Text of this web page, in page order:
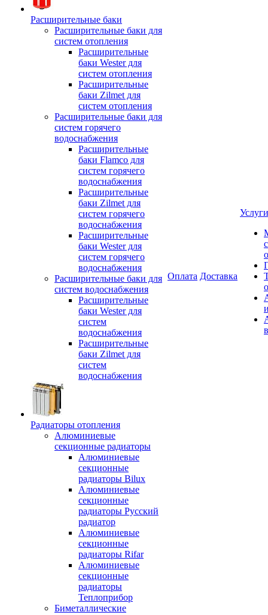
Расширительные баки
Расширительные баки для
систем отопления
Расширительные
баки Wester для
систем отопления
Расширительные
баки Zilmet для
систем отопления
Расширительные баки для
систем горячего
водоснабжения
Расширительные
баки Flamco для
систем горячего
водоснабжения
Расширительные
баки Zilmet для
систем горячего
водоснабжения
Расширительные
баки Wester для
систем горячего
водоснабжения
Расширительные баки для
систем водоснабжения
Расширительные
баки Wester для
систем
водоснабжения
Расширительные
баки Zilmet для
систем
водоснабжения
Радиаторы отопления
Алюминиевые
секционные радиаторы
Алюминиевые
секционные
радиаторы Bilux
Алюминиевые
секционные
радиаторы Русский
радиатор
Алюминиевые
секционные
радиаторы Rifar
Алюминиевые
секционные
радиаторы
Теплоприбор
Биметаллические
Оплата Доставка
Услуги